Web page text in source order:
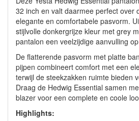
32 inch en valt daarmee perfect over
elegante en comfortabele pasvorm.
stijlvolle donkergrijze kleur met grey
pantalon een veelzijdige aanvulling
De flatterende pasvorm met platte
pijpen combineert comfort met een
terwijl de steekzakken ruimte bieden
Draag de Hedwig Essential samen
blazer voor een complete en coole
Highlights: